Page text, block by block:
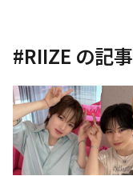
#RIIZE の記事